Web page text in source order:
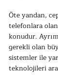
Öte yandan,
telefonlara
konudur.
gerekli olan
sistemler ile
teknolojileri